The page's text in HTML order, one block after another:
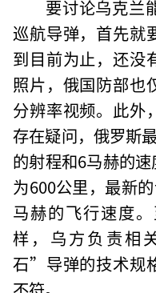
要讨论乌克
巡航导弹，首先就
到目前为止，还
照片，俄国防部也
分辨率视频。此
存在疑问，俄罗斯
的射程和6马赫的
为600公里，最新
马赫的飞行速度
样，乌方负责相
石”导弹的技术规